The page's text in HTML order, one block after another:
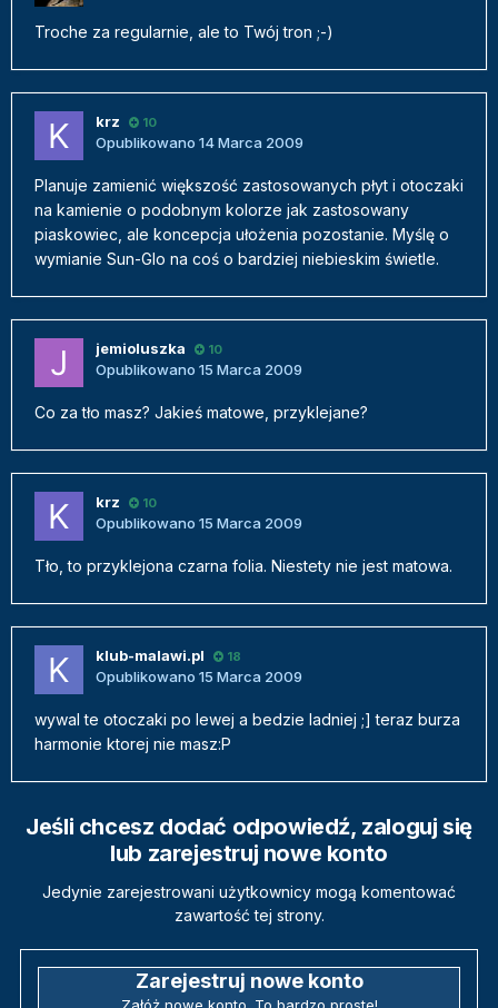
Troche za regularnie, ale to Twój tron ;-)
krz 10
Opublikowano 14 Marca 2009
Planuje zamienić większość zastosowanych płyt i otoczaki
na kamienie o podobnym kolorze jak zastosowany
piaskowiec, ale koncepcja ułożenia pozostanie. Myślę o
wymianie Sun-Glo na coś o bardziej niebieskim świetle.
jemioluszka 10
Opublikowano 15 Marca 2009
Co za tło masz? Jakieś matowe, przyklejane?
krz 10
Opublikowano 15 Marca 2009
Tło, to przyklejona czarna folia. Niestety nie jest matowa.
klub-malawi.pl 18
Opublikowano 15 Marca 2009
wywal te otoczaki po lewej a bedzie ladniej ;] teraz burza
harmonie ktorej nie masz:P
Jeśli chcesz dodać odpowiedź, zaloguj się
lub zarejestruj nowe konto
Jedynie zarejestrowani użytkownicy mogą komentować
zawartość tej strony.
Zarejestruj nowe konto